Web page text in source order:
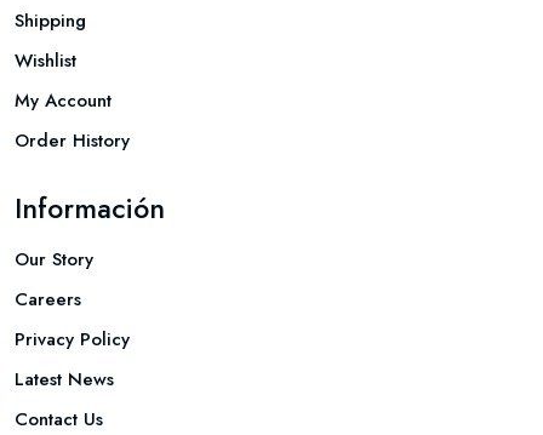
Shipping
Wishlist
My Account
Order History
Información
Our Story
Careers
Privacy Policy
Latest News
Contact Us